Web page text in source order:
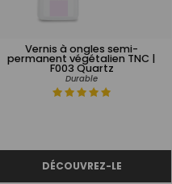
Vernis à ongles semi-
permanent végétalien TNC |
F003 Quartz
Durable